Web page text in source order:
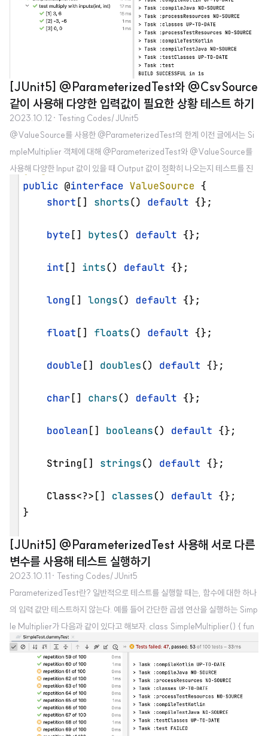
일은 src/test/resources 경로에 넣으면 된다. SimpleMultiplierTestCase.
csv 파일을 다음과 같이 만들어 resources 폴더 아래에 넣도록 하자. 그러면 C
svFileSource를 사용해 테스트 하기 위한 준비가 마쳐진다. 개인적으로 CsvF
[JUnit5] @ParameterizedTest와 @CsvSource
같이 사용해 다양한 입력값이 필요한 상황 테스트 하기
2023.10.12 · Testing Codes/JUnit5
@ValueSource를 사용한 @ParameterizedTest의 한계 이전 글에서는 Si
mpleMultiplier 객체에 대해 @ParameterizedTest와 @ValueSource를
사용해 다양한 Input 값이 있을 때 Output 값이 정확히 나오는지 테스트를 진
행했다. class SimpleMultiplier() { fun multiplyAll(vararg numbers: In
t): Int { return numbers.fold(1) { acc, number -> acc * number } } } cla
er @BeforeEach fun setUp() { simple..
[JUnit5] @ParameterizedTest 사용해 서로 다른
변수를 사용해 테스트 실행하기
2023.10.11 · Testing Codes/JUnit5
ParameterizedTest란? 일반적으로 테스트를 실행할 때는, 함수에 대한 하나
의 입력 값만 테스트하지 않는다. 예를 들어 간단한 곱샘 연산을 실행하는 Simp
le Multiplier가 다음과 같이 있다고 해보자. class SimpleMultiplier() { fun
multiplyAll(vararg numbers: Int): Int { return numbers.fold(1) { acc, nu
mber -> acc * number } } } 이 SimpleMultiplier에 대한 테스트는 다음과
같이 세가지 경우에 대해 작성될 수 있다. 1. 양의 정수 끼리 곱하는 경우 2. 양의
정수와 음의 정수를 곱하는 경우 3. 0을 포함해 곱하는 경우 class SimpleMul
tiplierTest {..